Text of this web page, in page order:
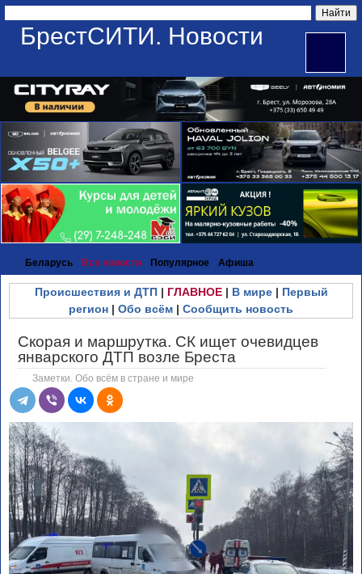
БрестСИТИ. Новости
Беларусь Все новости Популярное Афиша
Происшествия и ДТП| ГЛАВНОЕ| В мире| Первый
регион | Обо всём | Сообщить новость
Скорая и маршрутка. СК ищет очевидцев
январского ДТП возле Бреста
Заметки. Обо всём в стране и мире